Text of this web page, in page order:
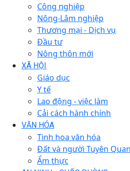
Công nghiệp
Nông-Lâm nghiệp
Thương mại - Dịch vụ
Đầu tư
Nông thôn mới
XÃ HỘI
Giáo dục
Y tế
Lao động - việc làm
Cải cách hành chính
VĂN HÓA
Tinh hoa văn hóa
Đất và người Tuyên
Ẩm thực